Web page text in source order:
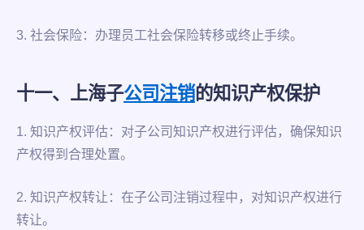
3. 社会保险：办理员工社会保险转移或终止手续。
十一、上海子公司注销的知识产权保护
1. 知识产权评估：对子公司知识产权进行评估，确保知识
产权得到合理处置。
2. 知识产权转让：在子公司注销过程中，对知识产权进行
转让。